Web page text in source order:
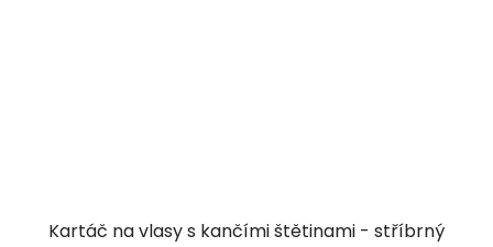
Kartáč na vlasy s kančími štětinami - stříbrný